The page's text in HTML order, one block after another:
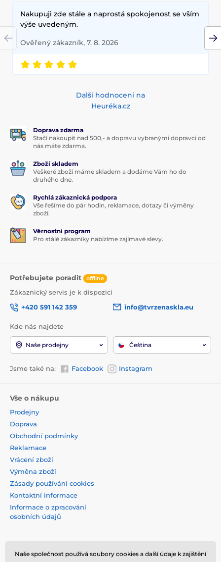
Nakupuji zde stále a naprostá spokojenost se vším
výše uvedeným.
Ověřený zákazník, 7. 8. 2026
Další hodnocení na
Heuréka.cz
Doprava zdarma
Stačí nakoupit nad 500,- a dopravu vybranými dopravci od
nás máte zdarma.
Zboží skladem
Veškeré zboží máme skladem a dodáme Vám ho do
druhého dne.
Rychlá zákaznická podpora
Vše řešíme do pár hodin, reklamace, dotazy či výměny
zboží.
Věrnostní program
Pro stálé zákazníky nabízíme zajímavé slevy.
Potřebujete poradit offline
Zákaznický servis je k dispozici
+420 591 142 359
info@tvrzenaskla.eu
Kde nás najdete
Naše prodejny Čeština
Jsme také na: Facebook Instagram
Vše o nákupu
Prodejny
Doprava
Obchodní podmínky
Reklamace
Vrácení zboží
Výměna zboží
Zásady používání cookies
Kontaktní informace
Informace o zpracování
osobních údajů
Naše společnost používá soubory cookies a další údaje k zajištění